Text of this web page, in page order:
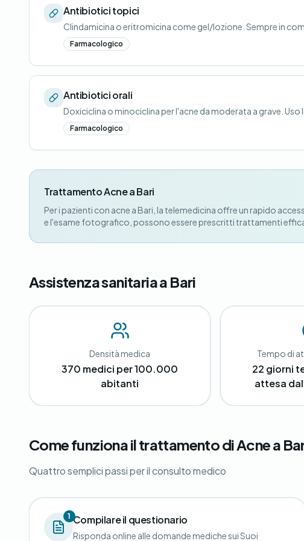
Antibiotici topici
Clindamicina o eritromicina come gel/lozione. Sempre in
Farmacologico
Antibiotici orali
Doxiciclina o minociclina per l'acne da moderata a grave.
Farmacologico
Trattamento Acne a Bari
Per i pazienti con acne a Bari, la telemedicina offre un rapido
e l'esame fotografico, possono essere prescritti trattamenti
Assistenza sanitaria a Bari
Densità medica
370 medici per 100.000
abitanti
Tempo di
22 giorni
attesa
Come funziona il trattamento di Acne a
Quattro semplici passi per il consulto medico
1 Compilare il questionario
Risponda online alle domande mediche sui Suoi